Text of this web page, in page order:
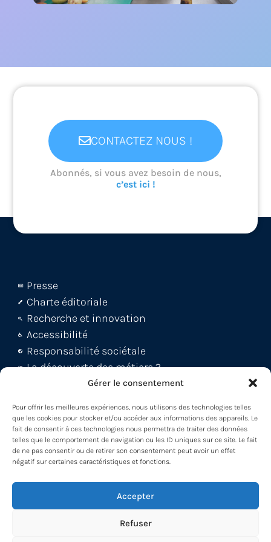
Gérer le consentement
Pour offrir les meilleures expériences, nous utilisons des technologies telles
que les cookies pour stocker et/ou accéder aux informations des appareils. Le
fait de consentir à ces technologies nous permettra de traiter des données
telles que le comportement de navigation ou les ID uniques sur ce site. Le fait
de ne pas consentir ou de retirer son consentement peut avoir un effet
négatif sur certaines caractéristiques et fonctions.
Accepter
Refuser
CONTACTEZ NOUS !
Abonnés, si vous avez besoin de nous,
c’est ici !
Presse
Charte éditoriale
Recherche et innovation
Accessibilité
Responsabilité sociétale
La découverte des métiers ?
Le blog Métiers 360 !
Découvrez la WebApp
Découvrez le Back office
Découvrez le Loader -MDM
Participez à nos formations !